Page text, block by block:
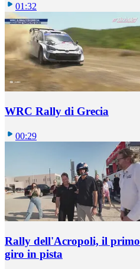
01:32
WRC Rally di Grecia
00:29
Rally dell'Acropoli, il
giro in pista